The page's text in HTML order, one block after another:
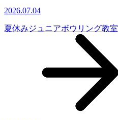
2026.07.04
夏休みジュニアボウリング教室